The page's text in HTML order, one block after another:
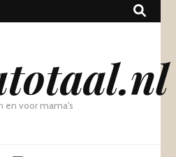
en voor mama's